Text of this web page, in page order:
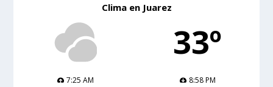
Clima en Juarez
33º
7:25 AM
8:58 PM